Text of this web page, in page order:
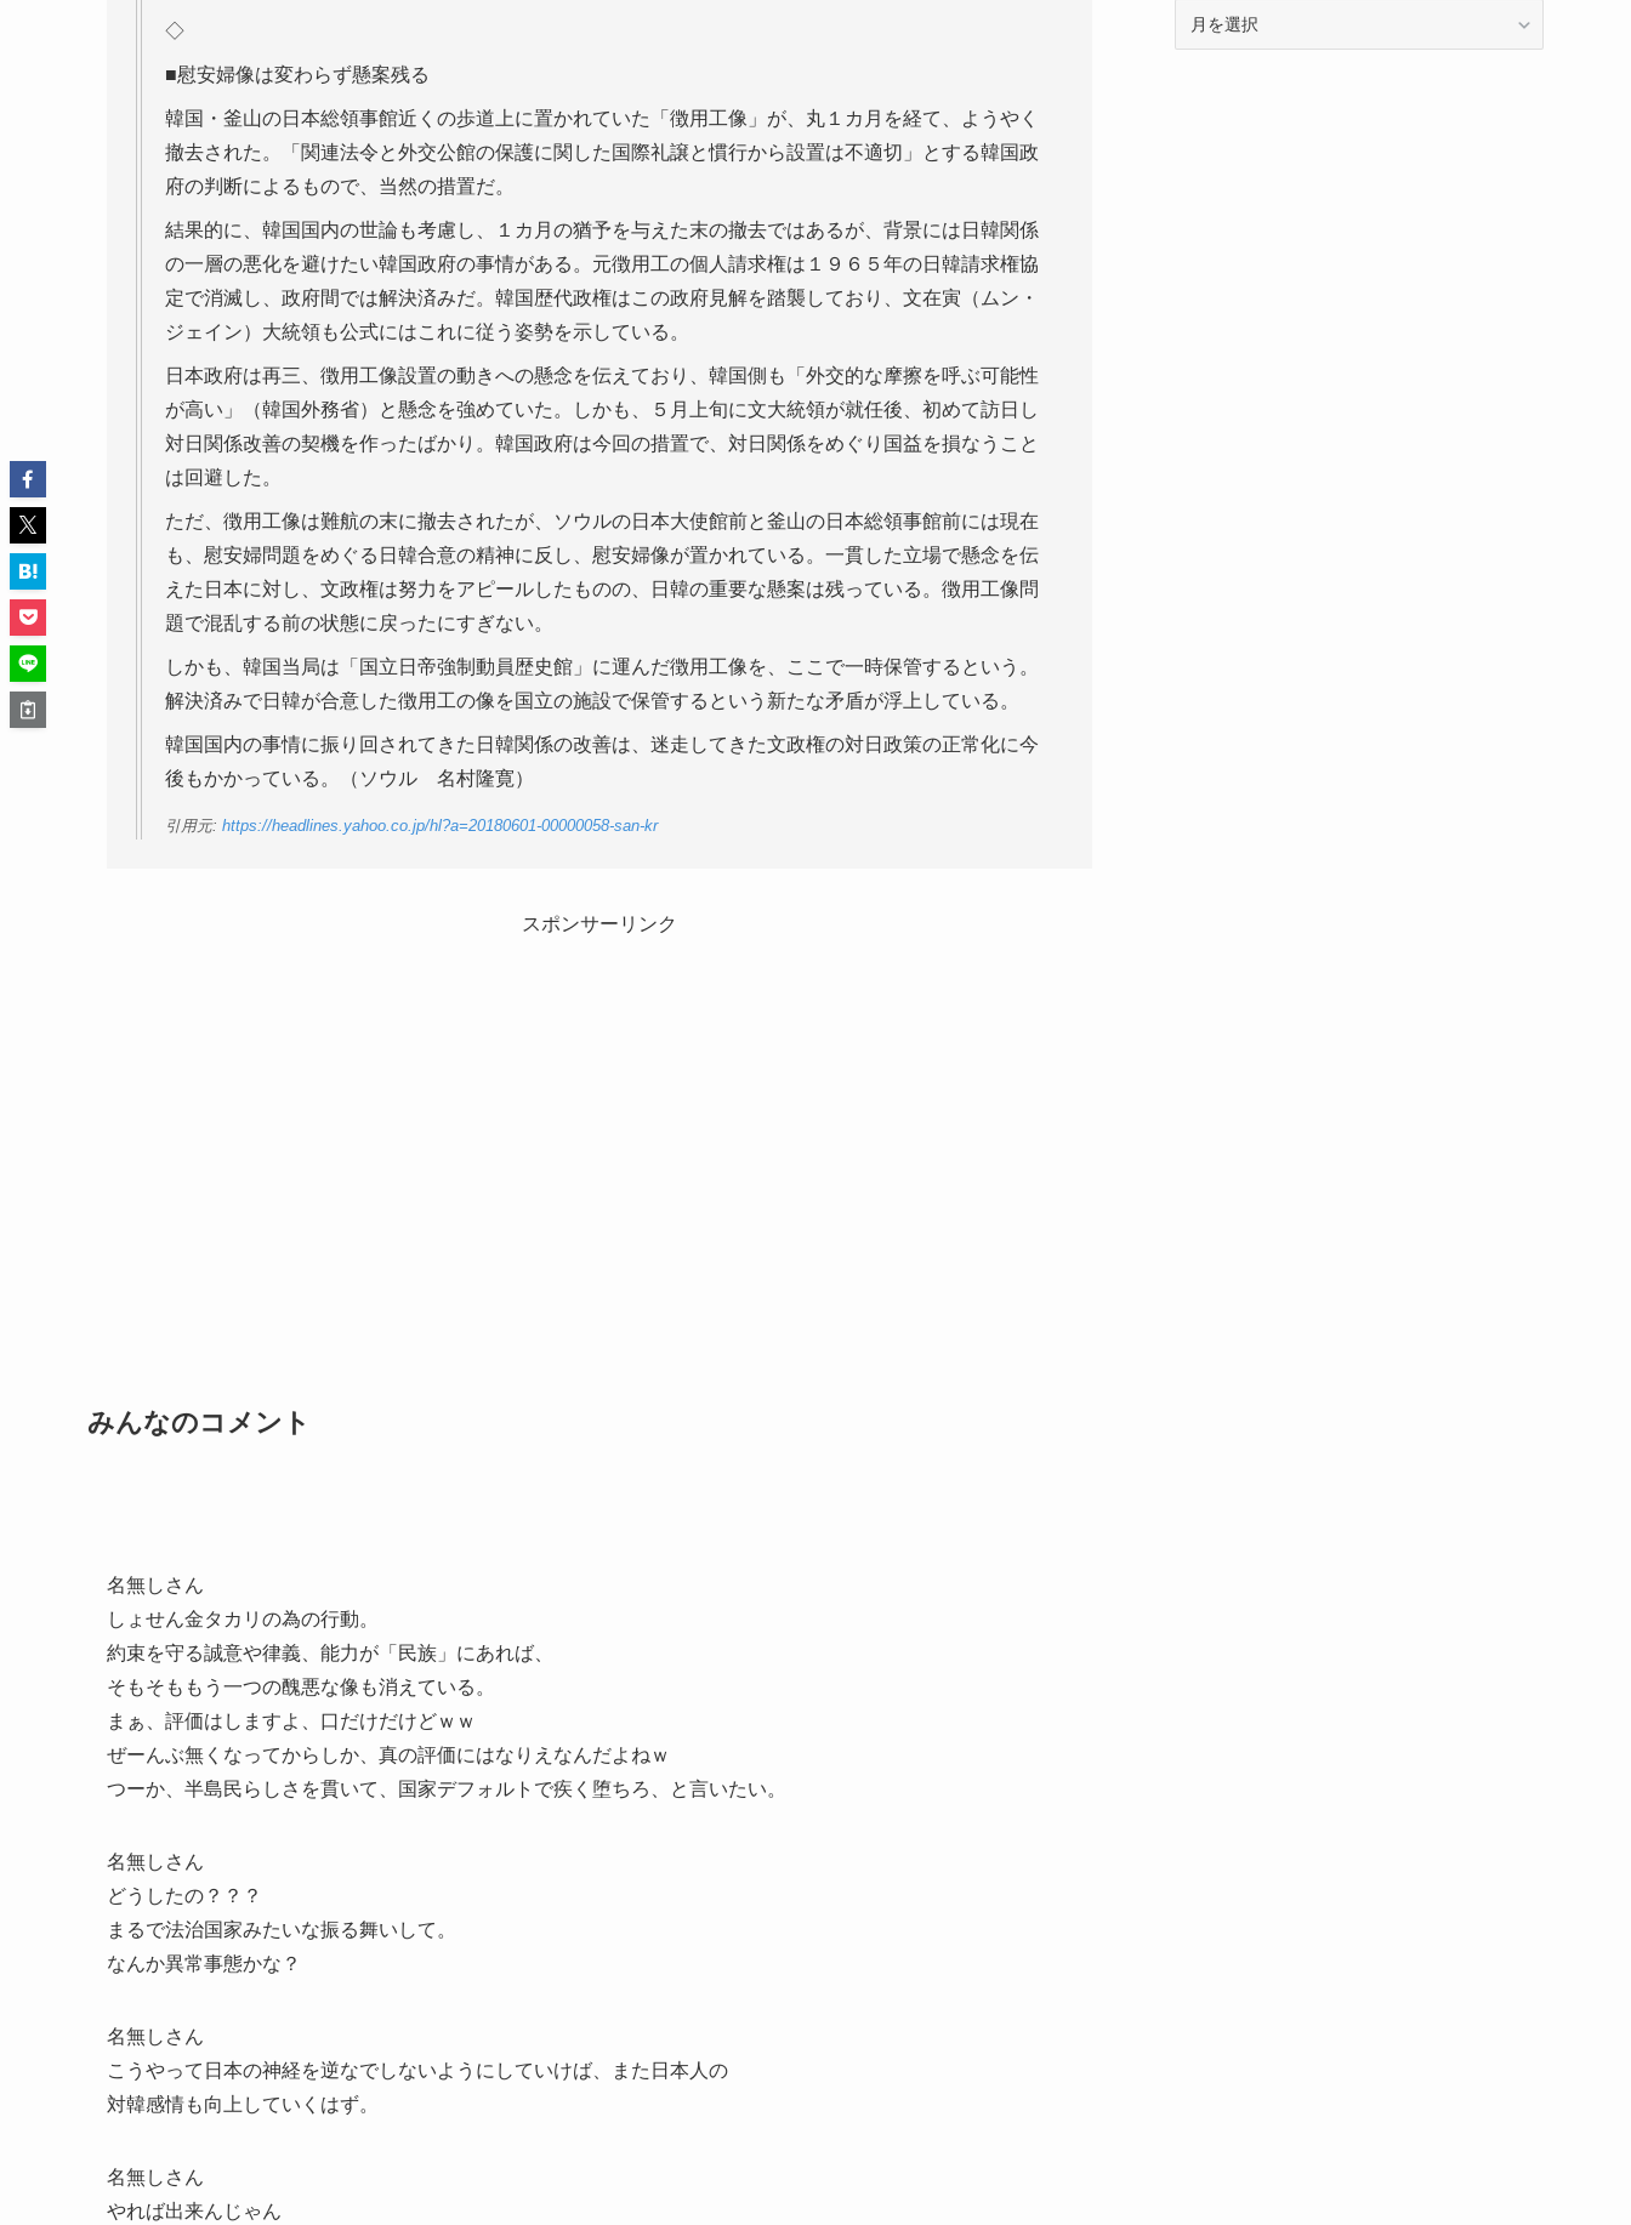
◇
■慰安婦像は変わらず懸案残る
韓国・釜山の日本総領事館近くの歩道上に置かれていた「徴用工像」が、丸１カ月を経て、ようやく
撤去された。「関連法令と外交公館の保護に関した国際礼譲と慣行から設置は不適切」とする韓国政
府の判断によるもので、当然の措置だ。
結果的に、韓国国内の世論も考慮し、１カ月の猶予を与えた末の撤去ではあるが、背景には日韓関係
の一層の悪化を避けたい韓国政府の事情がある。元徴用工の個人請求権は１９６５年の日韓請求権協
定で消滅し、政府間では解決済みだ。韓国歴代政権はこの政府見解を踏襲しており、文在寅（ムン・
ジェイン）大統領も公式にはこれに従う姿勢を示している。
日本政府は再三、徴用工像設置の動きへの懸念を伝えており、韓国側も「外交的な摩擦を呼ぶ可能性
が高い」（韓国外務省）と懸念を強めていた。しかも、５月上旬に文大統領が就任後、初めて訪日し
対日関係改善の契機を作ったばかり。韓国政府は今回の措置で、対日関係をめぐり国益を損なうこと
は回避した。
ただ、徴用工像は難航の末に撤去されたが、ソウルの日本大使館前と釜山の日本総領事館前には現在
も、慰安婦問題をめぐる日韓合意の精神に反し、慰安婦像が置かれている。一貫した立場で懸念を伝
えた日本に対し、文政権は努力をアピールしたものの、日韓の重要な懸案は残っている。徴用工像問
題で混乱する前の状態に戻ったにすぎない。
しかも、韓国当局は「国立日帝強制動員歴史館」に運んだ徴用工像を、ここで一時保管するという。
解決済みで日韓が合意した徴用工の像を国立の施設で保管するという新たな矛盾が浮上している。
韓国国内の事情に振り回されてきた日韓関係の改善は、迷走してきた文政権の対日政策の正常化に今
後もかかっている。（ソウル 名村隆寛）
引用元: https://headlines.yahoo.co.jp/hl?a=20180601-00000058-san-kr
スポンサーリンク
みんなのコメント
名無しさん
しょせん金タカリの為の行動。
約束を守る誠意や律義、能力が「民族」にあれば、
そもそももう一つの醜悪な像も消えている。
まぁ、評価はしますよ、口だけだけどｗｗ
ぜーんぶ無くなってからしか、真の評価にはなりえなんだよねｗ
つーか、半島民らしさを貫いて、国家デフォルトで疾く堕ちろ、と言いたい。
名無しさん
どうしたの？？？
まるで法治国家みたいな振る舞いして。
なんか異常事態かな？
名無しさん
こうやって日本の神経を逆なでしないようにしていけば、また日本人の
対韓感情も向上していくはず。
名無しさん
やれば出来んじゃん